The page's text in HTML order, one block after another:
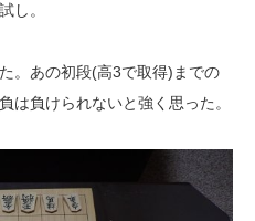
し。
。あの初段(高3で取得)までの
は負けられないと強く思った。